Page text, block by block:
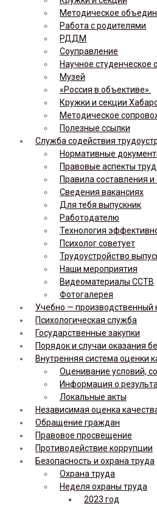
Методическое
Работа с родителями
РДДМ
Соуправление
Научное студенческое
Музей
«Россия в объективе».
Кружки и секции
Методическое
Полезные ссылки
Служба содействия
Нормативные
Правовые аспекты
Правила составления
Сведения вакансиях
Для тебя выпускник
Работодателю
Технология
Психолог советует
Трудоустройство
Наши мероприятия
Видеоматериалы ССТВ
Фотогалерея
Учебно — производственный
Психологическая служба
Государственные закупки
Порядок и случаи оказания
Внутренняя система оценки
Оценивание условий,
Информация о
Локальные акты
Независимая оценка
Обращение граждан
Правовое просвещение
Противодействие коррупции
Безопасность и охрана труда
Охрана труда
Неделя охраны труда
2023 год